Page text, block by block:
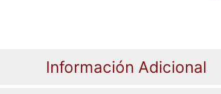
Información Adicional